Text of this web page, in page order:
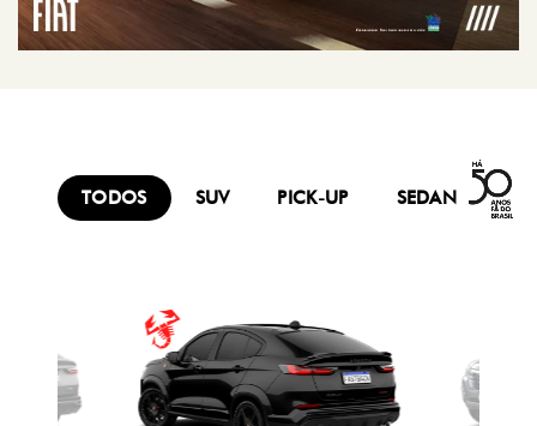
TODOS SUV PICK-UP SEDAN